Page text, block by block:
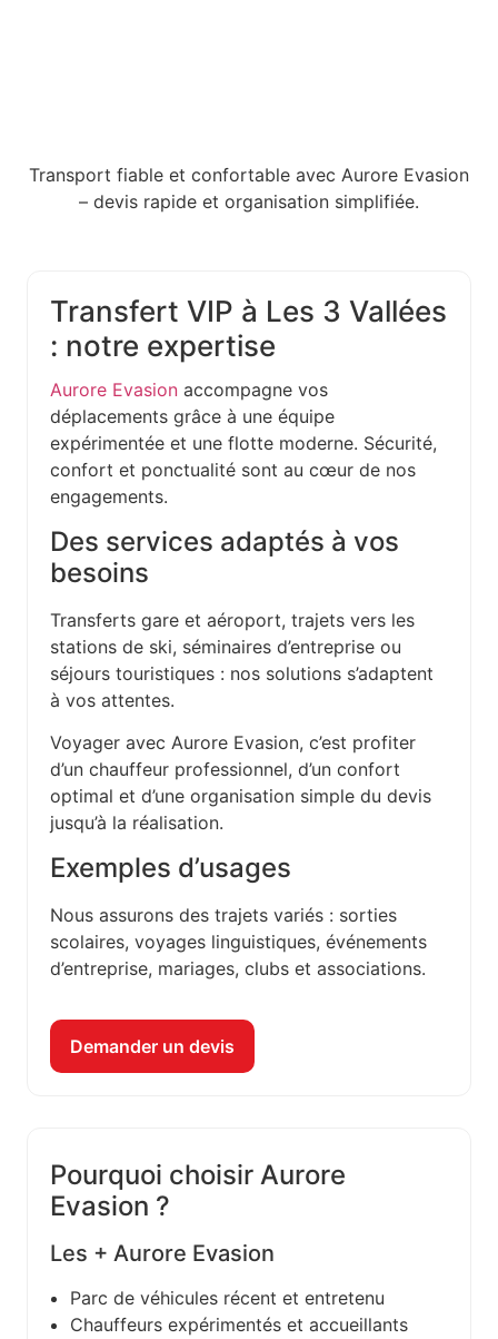
Transport fiable et confortable avec Aurore Evasion
– devis rapide et organisation simplifiée.
Transfert VIP à Les 3 Vallées
: notre expertise
Aurore Evasion accompagne vos
déplacements grâce à une équipe
expérimentée et une flotte moderne. Sécurité,
confort et ponctualité sont au cœur de nos
engagements.
Des services adaptés à vos
besoins
Transferts gare et aéroport, trajets vers les
stations de ski, séminaires d’entreprise ou
séjours touristiques : nos solutions s’adaptent
à vos attentes.
Voyager avec Aurore Evasion, c’est profiter
d’un chauffeur professionnel, d’un confort
optimal et d’une organisation simple du devis
jusqu’à la réalisation.
Exemples d’usages
Nous assurons des trajets variés : sorties
scolaires, voyages linguistiques, événements
d’entreprise, mariages, clubs et associations.
Demander un devis
Pourquoi choisir Aurore
Evasion ?
Les + Aurore Evasion
Parc de véhicules récent et entretenu
Chauffeurs expérimentés et accueillants